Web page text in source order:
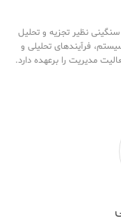
نظیر تجزیه و تحلیل
فرآیندهای تحلیلی و
مدیریت را برعهده دارد.